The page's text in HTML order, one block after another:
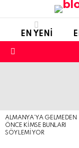
EN YENI
ALMANYA’YA GELMEDEN
ÖNCE KIMSE BUNLARI
SÖYLEMIYOR